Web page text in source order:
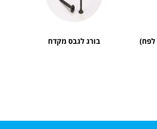
לפח) בורג לגבס מקדח